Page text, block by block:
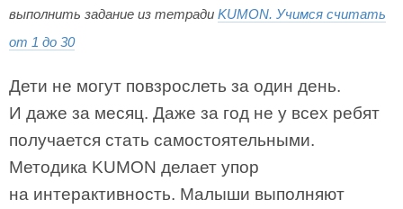
выполнить задание из тетради KUMON. Учимся считать
от 1 до 30
Дети не могут повзрослеть за один день.
И даже за месяц. Даже за год не у всех ребят
получается стать самостоятельными.
Методика KUMON делает упор
на интерактивность. Малыши выполняют